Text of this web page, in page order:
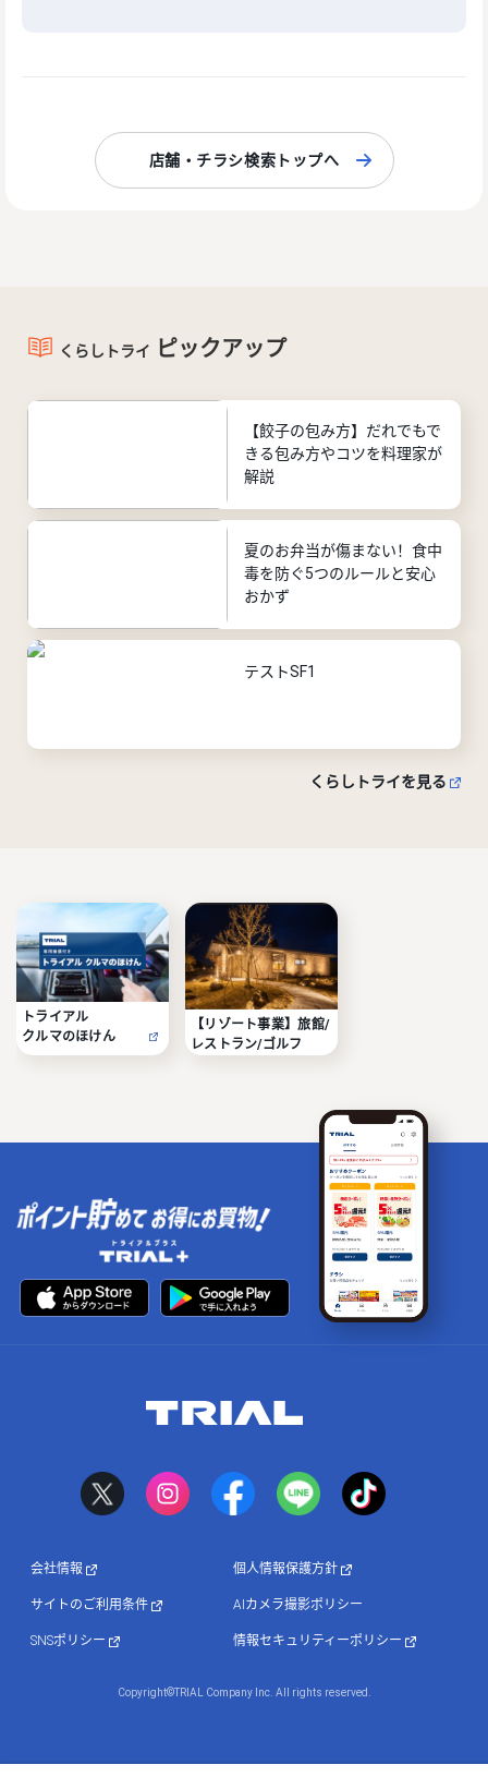
店舗・チラシ検索トップへ
くらしトライ ピックアップ
【餃子の包み方】だれでもで
きる包み方やコツを料理家が
解説
夏のお弁当が傷まない！食中
毒を防ぐ5つのルールと安心
おかず
テストSF1
くらしトライを見る
トライアル
クルマのほけん
【リゾート事業】旅館/
レストラン/ゴルフ
会社情報 個人情報保護方針
サイトのご利用条件 AIカメラ撮影ポリシー
SNSポリシー 情報セキュリティーポリシー
Copyright©TRIAL Company Inc. All rights reserved.